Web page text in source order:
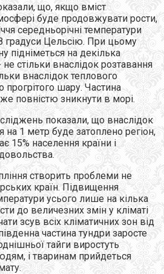
що, якщо вміст
буде продовжувати рости,
середньорічні температури
градуси Цельсію. При цьому
підніметься на декілька
стільки внаслідок розтавання
внаслідок теплового
шару. Частина
повністю зникнути в морі.
показали, що внаслідок
на 1 метр буде затоплено регіон,
15% населення країни і
створить проблеми не
країн. Підвищення
усього лише на кілька
до величезних змін у кліматі
зсув всіх кліматичних зон від
частина тундри заросте
тайги виростуть
і тваринам прийдеться